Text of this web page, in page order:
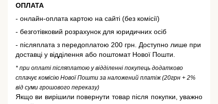
ОПЛАТА
- онлайн-оплата картою на сайті (без комісії)
- безготівковий розрахунок для юридичних осіб
- післяплата з передоплатою 200 грн. Доступно лише при
доставці у відділення або поштомат Нової Пошти.
* при оплаті післяплатою у відділенні покупець додатково
сплачує комісію Нової Пошти за наложений платіж (20грн + 2%
від суми грошового переказу)
Якщо ви вирішили повернути товар після покупки, уважно